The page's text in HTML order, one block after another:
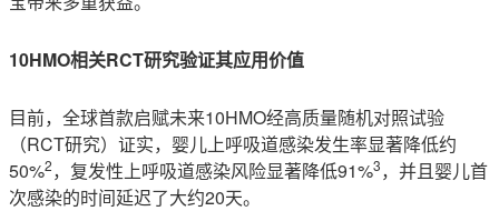
10HMO相关RCT研究验证其应用价值
目前，全球首款启赋未来10HMO经高质量随机对照试验
（RCT研究）证实，婴儿上呼吸道感染发生率显著降低约
50%2，复发性上呼吸道感染风险显著降低91%3，并且婴儿首
次感染的时间延迟了大约20天。